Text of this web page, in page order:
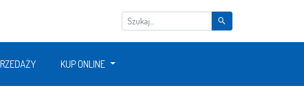
KUP ONLINE